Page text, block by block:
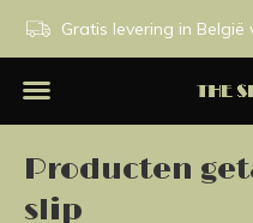
Gratis levering in België
Producten
slip